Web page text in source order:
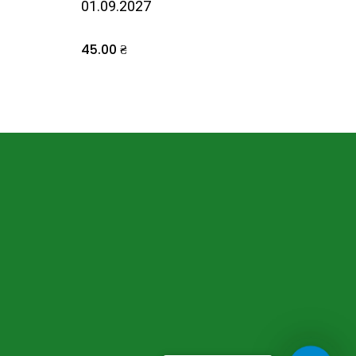
01.09.2027
45.00₴